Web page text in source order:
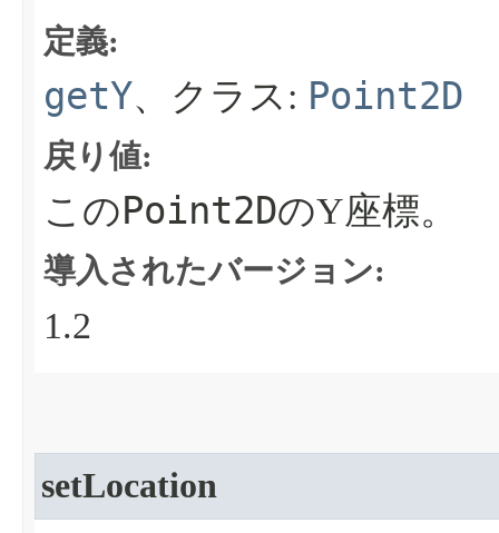
定義:
getY、クラス: Point2D
戻り値:
このPoint2DのY座標。
導入されたバージョン:
1.2
setLocation